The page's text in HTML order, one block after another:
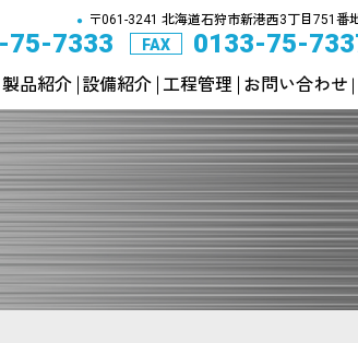
製品紹介 設備紹介 工程管理 お問い合わせ
● 〒061-3241 北海道石狩市新港西3丁目751番
75-7333 FAX 0133-75-